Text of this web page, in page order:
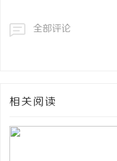
全部评论
相关阅读